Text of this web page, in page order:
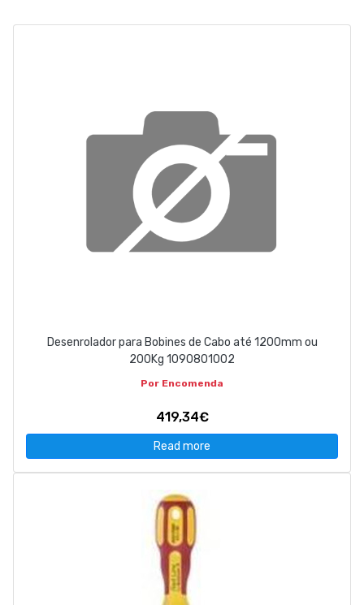
geral@luxivo.pt
Desenrolador para Bobines de Cabo até 1200mm ou
200Kg 1090801002
Por Encomenda
419,34€
Read more